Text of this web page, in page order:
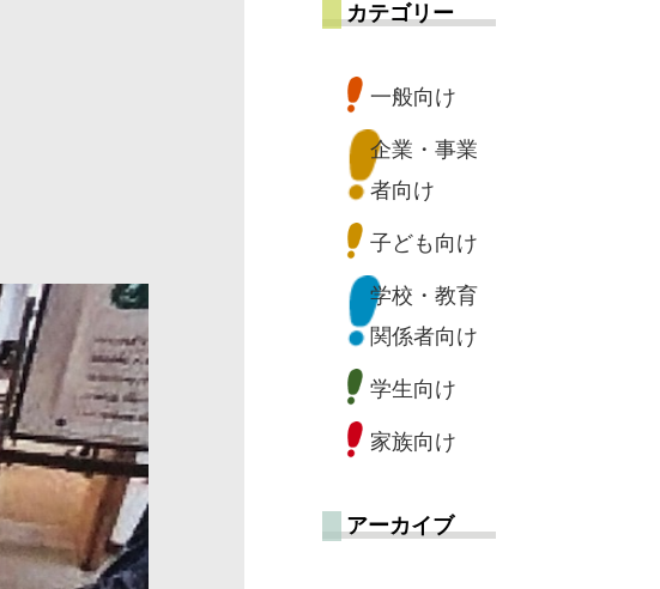
カテゴリー
一般向け
企業・事業
者向け
子ども向け
学校・教育
関係者向け
学生向け
家族向け
アーカイブ